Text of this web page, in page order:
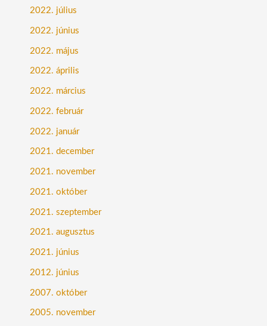
2022. július
2022. június
2022. május
2022. április
2022. március
2022. február
2022. január
2021. december
2021. november
2021. október
2021. szeptember
2021. augusztus
2021. június
2012. június
2007. október
2005. november